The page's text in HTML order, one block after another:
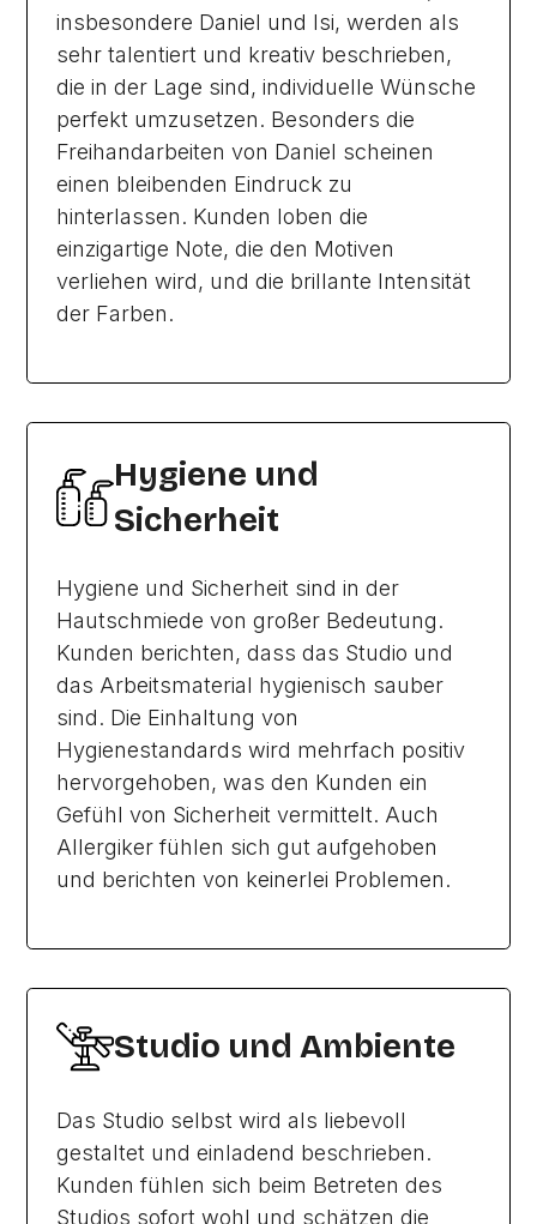
insbesondere Daniel und Isi, werden als
sehr talentiert und kreativ beschrieben,
die in der Lage sind, individuelle Wünsche
perfekt umzusetzen. Besonders die
Freihandarbeiten von Daniel scheinen
einen bleibenden Eindruck zu
hinterlassen. Kunden loben die
einzigartige Note, die den Motiven
verliehen wird, und die brillante Intensität
der Farben.
Hygiene und
Sicherheit
Hygiene und Sicherheit sind in der
Hautschmiede von großer Bedeutung.
Kunden berichten, dass das Studio und
das Arbeitsmaterial hygienisch sauber
sind. Die Einhaltung von
Hygienestandards wird mehrfach positiv
hervorgehoben, was den Kunden ein
Gefühl von Sicherheit vermittelt. Auch
Allergiker fühlen sich gut aufgehoben
und berichten von keinerlei Problemen.
Studio und Ambiente
Das Studio selbst wird als liebevoll
gestaltet und einladend beschrieben.
Kunden fühlen sich beim Betreten des
Studios sofort wohl und schätzen die